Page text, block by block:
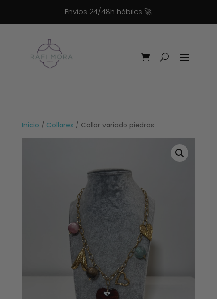
Envíos 24/48h hábiles 🚀
Inicio / Collares / Collar variado piedras